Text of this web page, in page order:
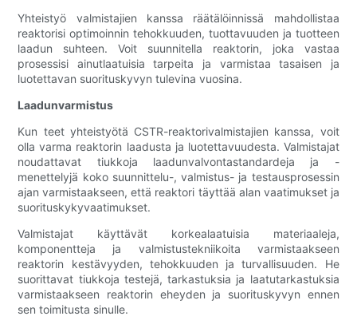
Yhteistyö valmistajien kanssa räätälöinnissä mahdollistaa
reaktorisi optimoinnin tehokkuuden, tuottavuuden ja tuotteen
laadun suhteen. Voit suunnitella reaktorin, joka vastaa
prosessisi ainutlaatuisia tarpeita ja varmistaa tasaisen ja
luotettavan suorituskyvyn tulevina vuosina.
Laadunvarmistus
Kun teet yhteistyötä CSTR-reaktorivalmistajien kanssa, voit
olla varma reaktorin laadusta ja luotettavuudesta. Valmistajat
noudattavat tiukkoja laadunvalvontastandardeja ja -
menettelyjä koko suunnittelu-, valmistus- ja testausprosessin
ajan varmistaakseen, että reaktori täyttää alan vaatimukset ja
suorituskykyvaatimukset.
Valmistajat käyttävät korkealaatuisia materiaaleja,
komponentteja ja valmistustekniikoita varmistaakseen
reaktorin kestävyyden, tehokkuuden ja turvallisuuden. He
suorittavat tiukkoja testejä, tarkastuksia ja laatutarkastuksia
varmistaakseen reaktorin eheyden ja suorituskyvyn ennen
sen toimitusta sinulle.